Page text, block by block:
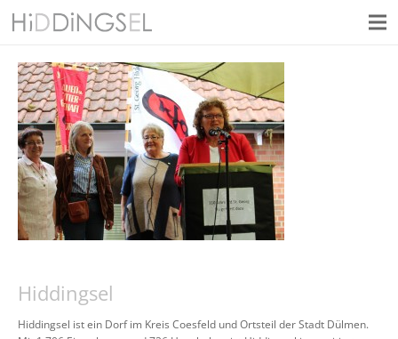
Hiddingsel
Hiddingsel ist ein Dorf im Kreis Coesfeld und Ortsteil der Stadt Dülmen.